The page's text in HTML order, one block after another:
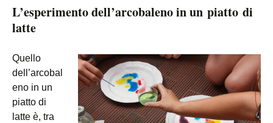
L’esperimento dell’arcobaleno in un piatto di
latte
Quello
dell’arcobal
eno in un
piatto di
latte è, tra